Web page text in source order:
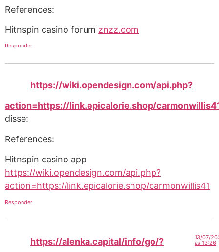
References:
Hitnspin casino forum znzz.com
Responder
https://wiki.opendesign.com/api.php?
action=https://link.epicalorie.shop/
disse:
References:
Hitnspin casino app
https://wiki.opendesign.com/api.php?
action=https://link.epicalorie.shop/carmonwillis41
Responder
https://alenka.capital/info/go/?
13/07/
às 13:26